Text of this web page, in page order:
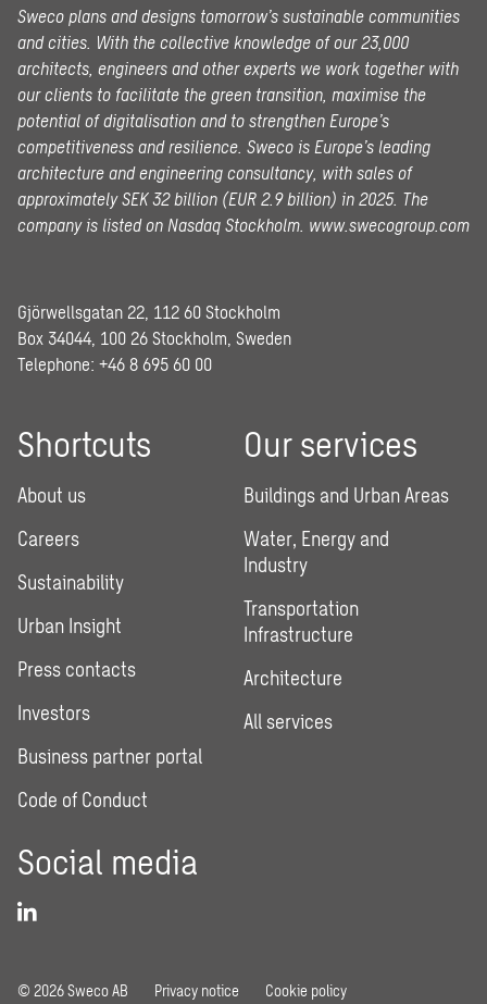
Sweco plans and designs tomorrow’s sustainable communities
and cities. With the collective knowledge of our 23,000
architects, engineers and other experts we work together with
our clients to facilitate the green transition, maximise the
potential of digitalisation and to strengthen Europe’s
competitiveness and resilience. Sweco is Europe’s leading
architecture and engineering consultancy, with sales of
approximately SEK 32 billion (EUR 2.9 billion) in 2025. The
company is listed on Nasdaq Stockholm. www.swecogroup.com
Gjörwellsgatan 22, 112 60 Stockholm
Box 34044, 100 26 Stockholm, Sweden
Telephone: +46 8 695 60 00
Shortcuts
About us
Careers
Sustainability
Urban Insight
Press contacts
Investors
Business partner portal
Code of Conduct
Our services
Buildings and Urban Areas
Water, Energy and
Industry
Transportation
Infrastructure
Architecture
All services
Social media
© 2026 Sweco AB Privacy notice
Cookie policy